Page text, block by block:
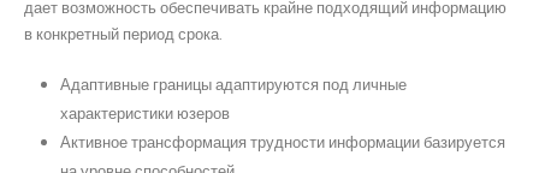
дает возможность обеспечивать крайне подходящий информацию
в конкретный период срока.
Адаптивные границы адаптируются под личные
характеристики юзеров
Активное трансформация трудности информации базируется